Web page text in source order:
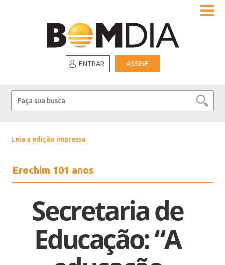
ENTRAR ASSINE
Leia a edição impressa
Erechim 101 anos
Secretaria de
Educação: “A